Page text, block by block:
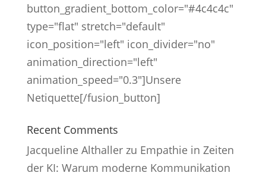
button_gradient_bottom_color="#4c4c4c"
type="flat" stretch="default"
icon_position="left" icon_divider="no"
animation_direction="left"
animation_speed="0.3"]Unsere
Netiquette[/fusion_button]
Recent Comments
Jacqueline Althallerzu Empathie in Zeiten
der KI: Warum moderne Kommunikation